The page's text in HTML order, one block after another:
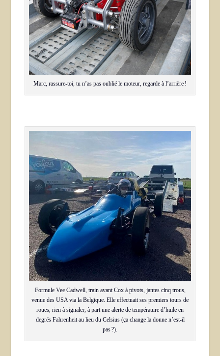
Marc, rassure-toi, tu n’as pas oublié le moteur, regarde à l’arrière !
Formule Vee Cadwell, train avant Cox à pivots, jantes cinq trous,
venue des USA via la Belgique. Elle effectuait ses premiers tours de
roues, rien à signaler, à part une alerte de température d’huile en
degrés Fahrenheit au lieu du Celsius (ça change la donne n’est-il
pas ?).